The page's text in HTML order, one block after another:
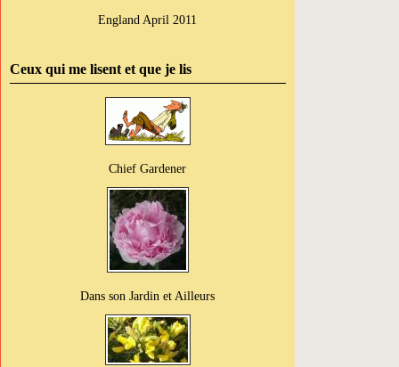
England April 2011
Ceux qui me lisent et que je lis
Chief Gardener
Dans son Jardin et Ailleurs